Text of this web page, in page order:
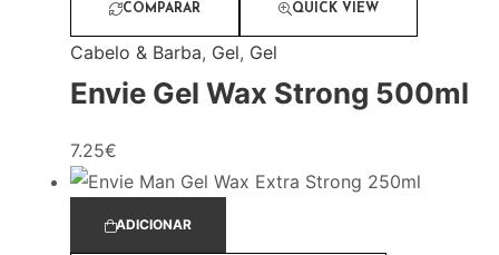
COMPARAR QUICK VIEW
Cabelo & Barba, Gel, Gel
Envie Gel Wax Strong 500ml
7.25€
ADICIONAR